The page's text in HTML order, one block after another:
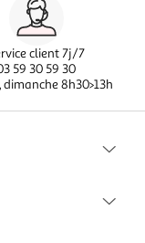
client 7j/7
59 30 59 30
dimanche 8h30>13h